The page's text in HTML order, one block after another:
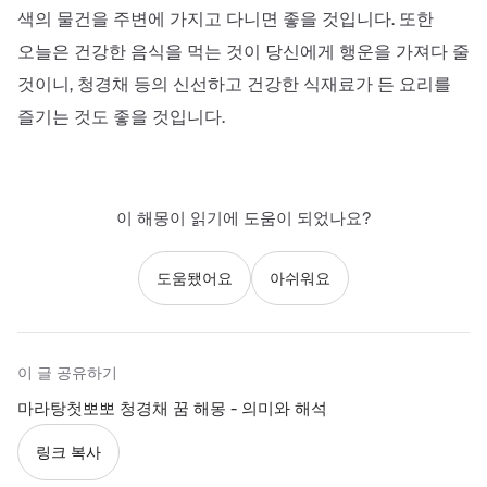
색의 물건을 주변에 가지고 다니면 좋을 것입니다. 또한
오늘은 건강한 음식을 먹는 것이 당신에게 행운을 가져다 줄
것이니, 청경채 등의 신선하고 건강한 식재료가 든 요리를
즐기는 것도 좋을 것입니다.
이 해몽이 읽기에 도움이 되었나요?
도움됐어요 아쉬워요
이 글 공유하기
마라탕첫뽀뽀 청경채 꿈 해몽 - 의미와 해석
링크 복사